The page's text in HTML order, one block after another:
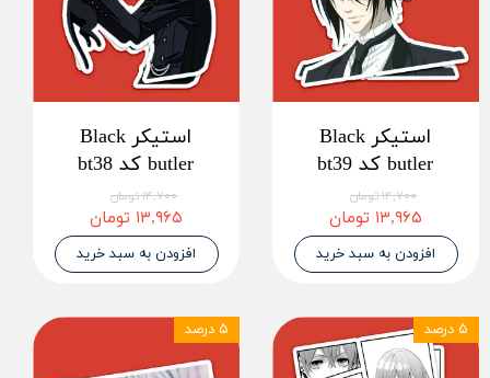
استیکر Black
butler کد bt39
۱۴,۷۰۰ تومان
۱۳,۹۶۵ تومان
افزودن به سبد خرید
استیکر Black
butler کد bt38
۱۴,۷۰۰ تومان
۱۳,۹۶۵ تومان
افزودن به سبد خرید
۵ درصد ۵ درصد